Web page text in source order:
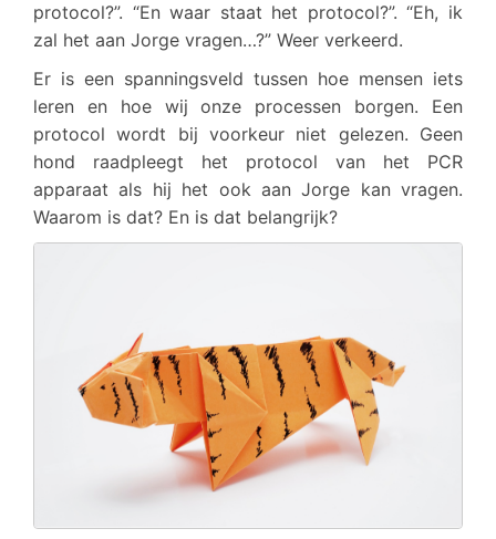
protocol?”. “En waar staat het protocol?”. “Eh, ik
zal het aan Jorge vragen…?” Weer verkeerd.
Er is een spanningsveld tussen hoe mensen iets
leren en hoe wij onze processen borgen. Een
protocol wordt bij voorkeur niet gelezen. Geen
hond raadpleegt het protocol van het PCR
apparaat als hij het ook aan Jorge kan vragen.
Waarom is dat? En is dat belangrijk?